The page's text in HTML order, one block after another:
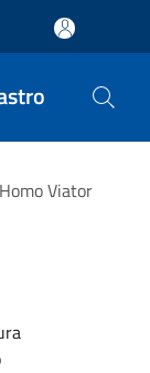
Homo Viator